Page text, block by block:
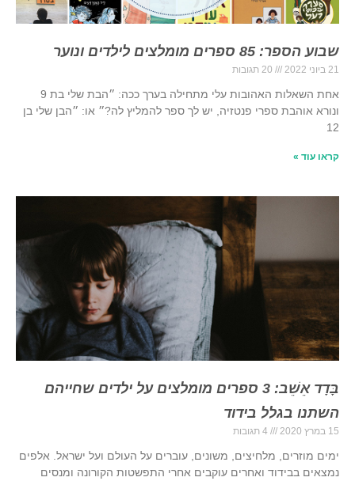
שבוע הספר: 85 ספרים מומלצים לילדים ונוער
21 ביוני 2022
אחת השאלות האהובות עלי מתחילה בערך ככה: ״הבת שלי בת 9
ונורא אוהבת ספרי פנטזיה, יש לך ספר להמליץ לה?״ או: ״הבן שלי בן
12
קראו עוד »
בָּדָד אֵשֵׁב: 3 ספרים מומלצים על ילדים שחייהם
השתנו בגלל בידוד
15 במרץ 2020
ימים מוזרים, מלחיצים, משונים, עוברים על העולם ועל ישראל. אלפים
נמצאים בבידוד ואחרים עוקבים אחרי התפשטות הקורונה ומנסים